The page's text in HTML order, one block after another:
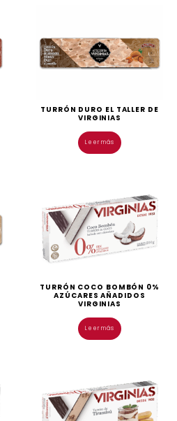
TURRÓN DURO EL TALLER DE
VIRGINIAS
Leer más
TURRÓN COCO BOMBÓN 0%
AZÚCARES AÑADIDOS
VIRGINIAS
Leer más